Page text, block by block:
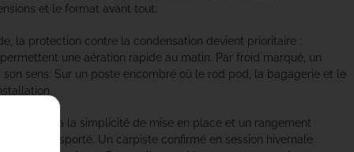
et le format avant tout.
la protection contre la condensation devient prioritaire :
une aération rapide au matin. Par froid marqué, un
sens. Sur un poste encombré où le rod pod, la bagagerie et le
cherchera la simplicité de mise en place et un rangement
transporté. Un carpiste confirmé en session hivernale